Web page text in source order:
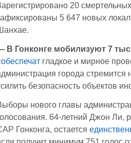
20
5 647 новых
В Гонконге мобилизуют 7
обеспечат гладкое и мирное
города стремится
безопасность объектов
нового главы
64-летний Джон Ли,
Гонконга, остается